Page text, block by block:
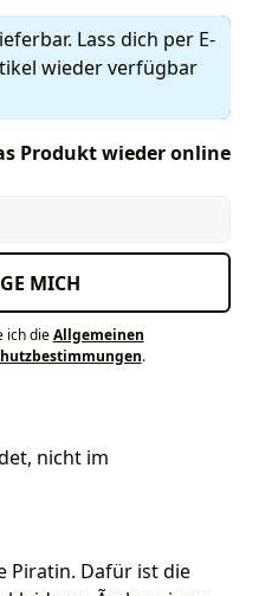
Lass dich per E-
wieder verfügbar
Produkt wieder online
MICH
ich dieAllgemeinen
.
nicht im
Piratin. Dafür ist die